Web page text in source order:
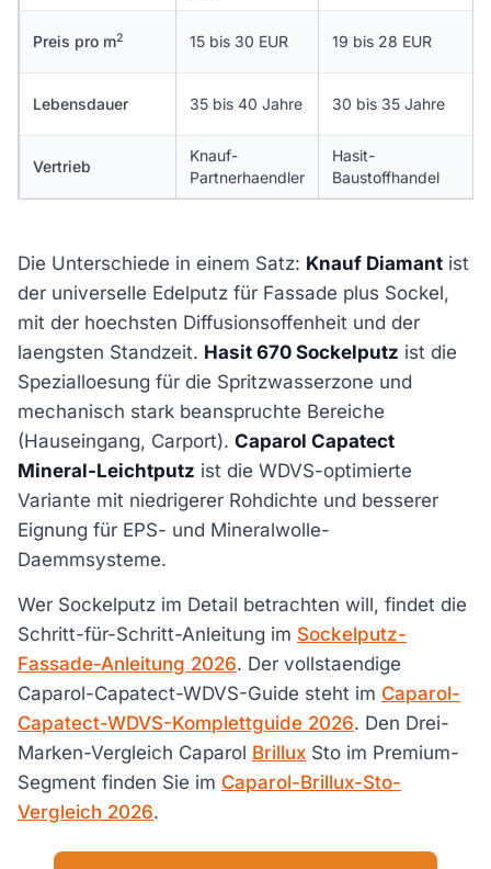
Preis pro m2 15 bis 30 EUR 19 bis 28 EUR
Lebensdauer 35 bis 40 Jahre 30 bis 35 Jahre
Vertrieb
Knauf-
Partnerhaendler
Hasit-
Baustoffhandel
Die Unterschiede in einem Satz: Knauf Diamant ist
der universelle Edelputz für Fassade plus Sockel,
mit der hoechsten Diffusionsoffenheit und der
laengsten Standzeit. Hasit 670 Sockelputz ist die
Spezialloesung für die Spritzwasserzone und
mechanisch stark beanspruchte Bereiche
(Hauseingang, Carport). Caparol Capatect
Mineral-Leichtputz ist die WDVS-optimierte
Variante mit niedrigerer Rohdichte und besserer
Eignung für EPS- und Mineralwolle-
Daemmsysteme.
Wer Sockelputz im Detail betrachten will, findet die
Schritt-für-Schritt-Anleitung im Sockelputz-
Fassade-Anleitung 2026. Der vollstaendige
Caparol-Capatect-WDVS-Guide steht im Caparol-
Capatect-WDVS-Komplettguide 2026. Den Drei-
Marken-Vergleich Caparol Brillux Sto im Premium-
Segment finden Sie im Caparol-Brillux-Sto-
Vergleich 2026.